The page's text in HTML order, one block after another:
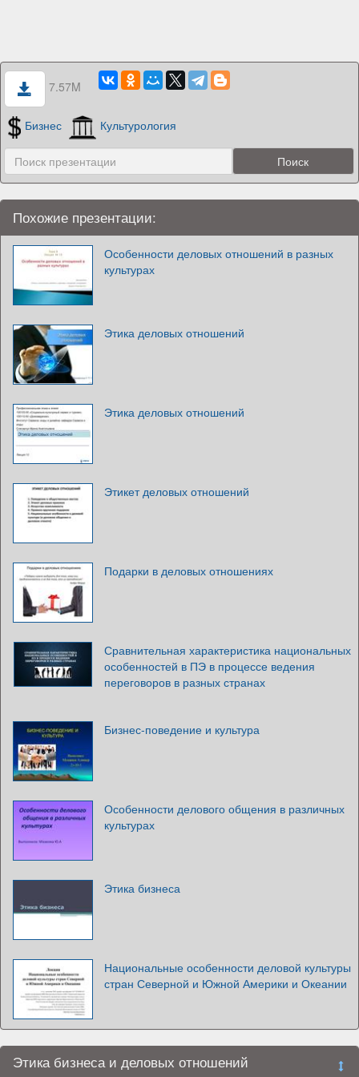
7.57M
Бизнес Культурология
Похожие презентации:
Особенности деловых отношений в разных
культурах
Этика деловых отношений
Этика деловых отношений
Этикет деловых отношений
Подарки в деловых отношениях
Сравнительная характеристика национальных
особенностей в ПЭ в процессе ведения
переговоров в разных странах
Бизнес-поведение и культура
Особенности делового общения в различных
культурах
Этика бизнеса
Национальные особенности деловой культуры
стран Северной и Южной Америки и Океании
Этика бизнеса и деловых отношений